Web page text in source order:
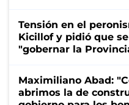
Tensión en el
Kicillof y pidió que
"gobernar la
Maximiliano Abad:
abrimos la de